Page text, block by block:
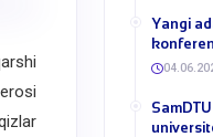
​Yangi